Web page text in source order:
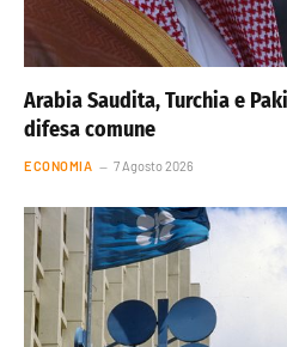
Arabia Saudita, Turchia e
difesa comune
ECONOMIA 7 Agosto 2026